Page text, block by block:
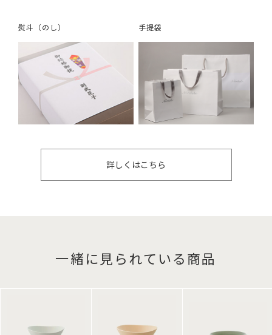
熨斗（のし） 手提袋
詳しくはこちら
一緒に見られている商品